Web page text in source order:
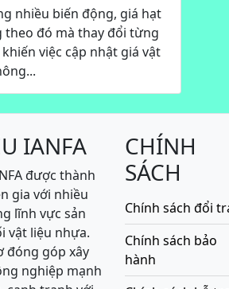
nhiều biến động, giá hạt
theo đó mà thay đổi từng
việc cập nhật giá vật
IANFA
được thành
gia với nhiều
lĩnh vực sản
vật liệu nhựa.
đóng góp xây
nghiệp mạnh
CHÍNH
SÁCH
Chính sách đổi
Chính sách bảo
hành